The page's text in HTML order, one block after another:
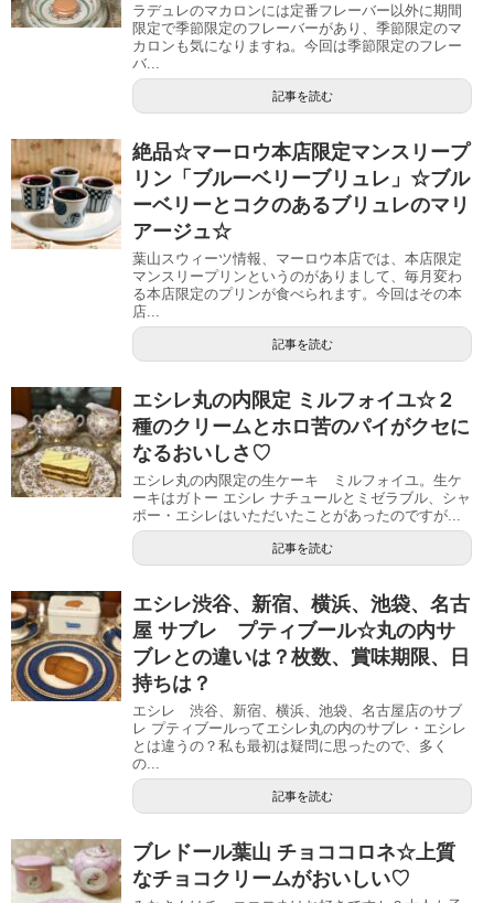
ラデュレのマカロンには定番フレーバー以外に期間
限定で季節限定のフレーバーがあり、季節限定のマ
カロンも気になりますね。今回は季節限定のフレー
バ...
記事を読む
絶品☆マーロウ本店限定マンスリープ
リン「ブルーベリーブリュレ」☆ブル
ーベリーとコクのあるブリュレのマリ
アージュ☆
葉山スウィーツ情報、マーロウ本店では、本店限定
マンスリープリンというのがありまして、毎月変わ
る本店限定のプリンが食べられます。今回はその本
店...
記事を読む
エシレ丸の内限定 ミルフォイユ☆２
種のクリームとホロ苦のパイがクセに
なるおいしさ♡
エシレ丸の内限定の生ケーキ ミルフォイユ。生ケ
ーキはガトー エシレ ナチュールとミゼラブル、シャ
ポー・エシレはいただいたことがあったのですが...
記事を読む
エシレ渋谷、新宿、横浜、池袋、名古
屋 サブレ プティブール☆丸の内サ
ブレとの違いは？枚数、賞味期限、日
持ちは？
エシレ 渋谷、新宿、横浜、池袋、名古屋店のサブ
レ プティブールってエシレ丸の内のサブレ・エシレ
とは違うの？私も最初は疑問に思ったので、多く
の...
記事を読む
ブレドール葉山 チョココロネ☆上質
なチョコクリームがおいしい♡